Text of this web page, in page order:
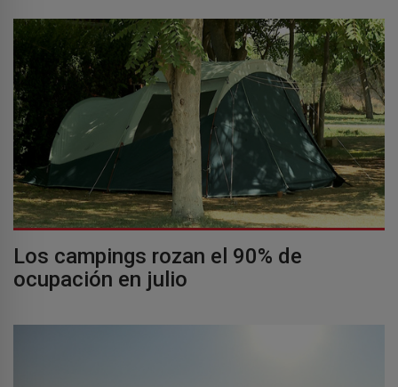
Los campings rozan el 90% de
ocupación en julio